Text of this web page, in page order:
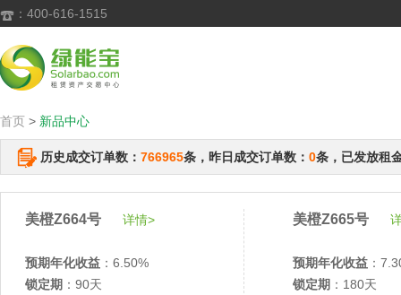
 ：400-616-1515
首页 > 新品中心
历史成交订单数： 766965条，昨日成交订单数： 0条，已发放租
美橙Z664号 详情>
预期年化收益 ：6.50%
锁定期 ：90天
美橙Z665号
预期年化收益 ：
锁定期 ：180天